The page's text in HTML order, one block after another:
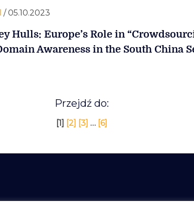
/ 05.10.2023
Hulls: Europe’s Role in
Awareness in the South China
Przejdź do:
[1] [2] [3] … [6]